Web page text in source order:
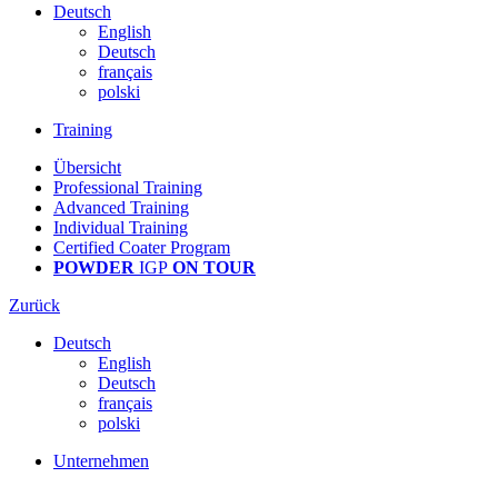
Deutsch
English
Deutsch
français
polski
Training
Übersicht
Professional Training
Advanced Training
Individual Training
Certified Coater Program
POWDER IGP ON TOUR
Zurück
Deutsch
English
Deutsch
français
polski
Unternehmen